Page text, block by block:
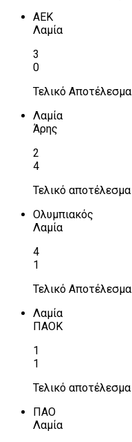
ΑΕΚ
Λαμία
3
0
Τελικό Αποτέλεσμα
Λαμία
Άρης
2
4
Τελικό αποτέλεσμα
Ολυμπιακός
Λαμία
4
1
Τελικό Αποτέλεσμα
Λαμία
ΠΑΟΚ
1
1
Τελικό αποτέλεσμα
ΠΑΟ
Λαμία